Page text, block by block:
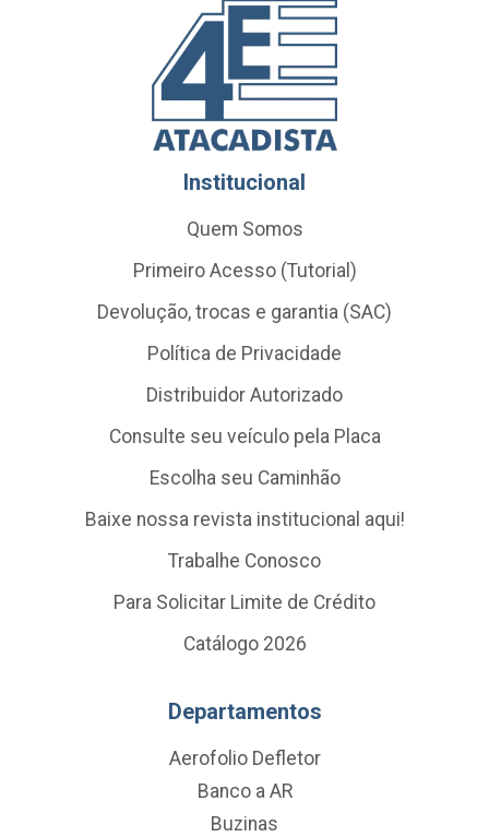
Institucional
Quem Somos
Primeiro Acesso (Tutorial)
Devolução, trocas e garantia (SAC)
Política de Privacidade
Distribuidor Autorizado
Consulte seu veículo pela Placa
Escolha seu Caminhão
Baixe nossa revista institucional aqui!
Trabalhe Conosco
Para Solicitar Limite de Crédito
Catálogo 2026
Departamentos
Aerofolio Defletor
Banco a AR
Buzinas